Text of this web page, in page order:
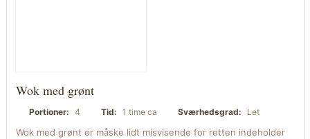
Wok med grønt
Portioner: 4 Tid: 1 time ca Sværhedsgrad: Let
Wok med grønt er måske lidt misvisende for retten indeholder